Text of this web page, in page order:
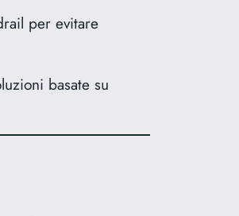
per evitare
basate su